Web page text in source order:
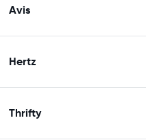
Avis
Hertz
Thrifty